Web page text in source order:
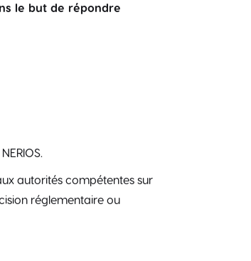
le but de répondre
autorités compétentes sur
réglementaire ou